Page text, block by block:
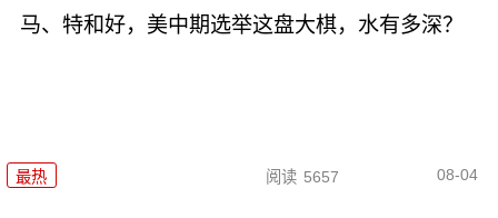
马、特和好，美中期选举这盘大棋，水有多深？
最热 阅读 5657 08-04